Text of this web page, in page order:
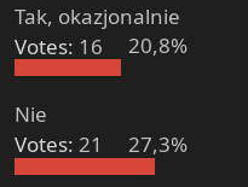
e
r
Tak, okazjonalnie
Votes: 16 20,8%
Nie
Votes: 21 27,3%